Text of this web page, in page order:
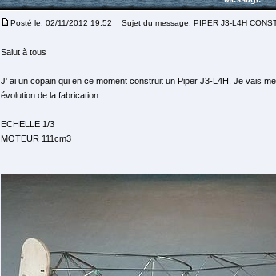
Posté le: 02/11/2012 19:52 Sujet du message: PIPER J3-L4H
Salut à tous
J' ai un copain qui en ce moment construit un Piper J3-L4H. Je vais
évolution de la fabrication.
ECHELLE 1/3
MOTEUR 111cm3